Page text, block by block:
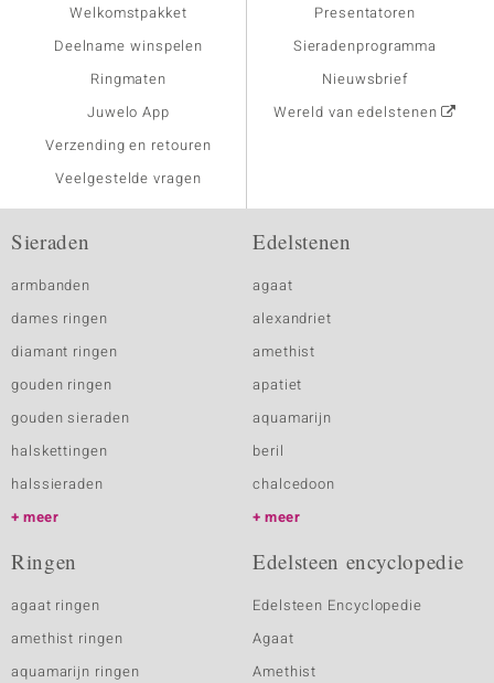
Welkomstpakket
Deelname winspelen
Ringmaten
Juwelo App
Verzending en retouren
Veelgestelde vragen
Presentatoren
Sieradenprogramma
Nieuwsbrief
Wereld van edelstenen
Sieraden
armbanden
dames ringen
diamant ringen
gouden ringen
gouden sieraden
halskettingen
halssieraden
meer
Edelstenen
agaat
alexandriet
amethist
apatiet
aquamarijn
beril
chalcedoon
meer
Ringen
agaat ringen
amethist ringen
aquamarijn ringen
Edelsteen encyclopedie
Edelsteen Encyclopedie
Agaat
Amethist